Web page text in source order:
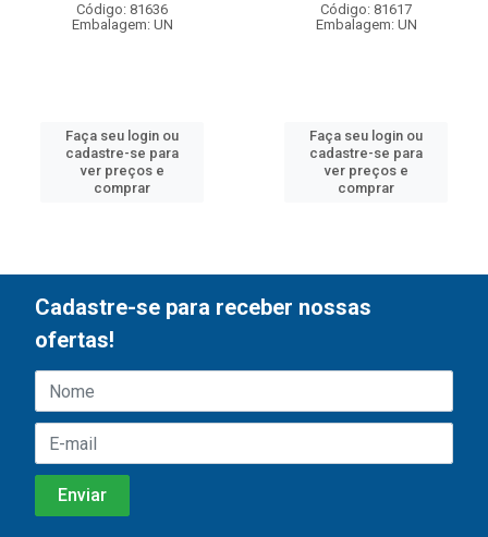
Código: 81636
Embalagem: UN
Faça seu login ou
cadastre-se para
ver preços e
comprar
Código: 81617
Embalagem: UN
Faça seu login ou
cadastre-se para
ver preços e
comprar
Cadastre-se para receber nossas
ofertas!